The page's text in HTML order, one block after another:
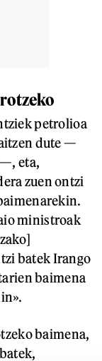
petrolioa
dute —
eta,
zuen ontzi
ministroak
batek Irango
baimena
baimena,